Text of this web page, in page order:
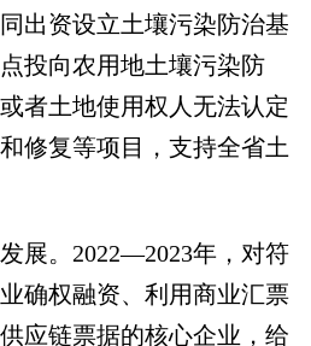
出资设立土壤污染防治基
投向农用地土壤污染防
者土地使用权人无法认定
修复等项目，支持全省土
。2022—2023年，对符
确权融资、利用商业汇票
应链票据的核心企业，给